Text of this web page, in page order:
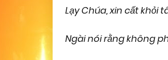
Lạy Chúa, xin cất khỏi
Ngài nói rằng không